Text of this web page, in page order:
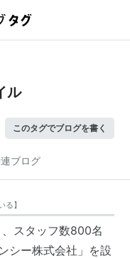
ル
このタグでブログを書く
ブログ
る】
スタッフ数800名
シー株式会社」を設